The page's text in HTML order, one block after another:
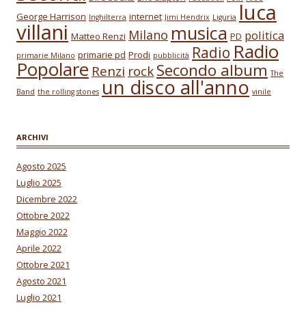
George Harrison Inghilterra internet Jimi Hendrix Liguria luca
villani Matteo Renzi Milano musica PD politica
primarie Milano primarie pd Prodi pubblicità Radio Radio
Popolare Renzi rockSecondo album The
Band the rolling stones un disco all'anno vinile
ARCHIVI
Agosto 2025
Luglio 2025
Dicembre 2022
Ottobre 2022
Maggio 2022
Aprile 2022
Ottobre 2021
Agosto 2021
Luglio 2021